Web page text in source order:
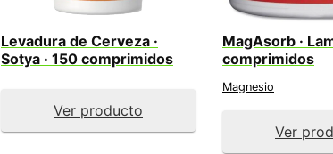
Levadura de Cerveza ·
Sotya · 150 comprimidos
Ver producto
MagAsorb ·
comprimidos
Magnesio
Ver